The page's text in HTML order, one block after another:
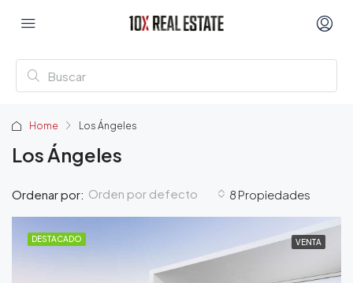
Home Los Ángeles
Los Ángeles
8 Propiedades
Ordenar por: Orden por defecto
DESTACADO VENTA